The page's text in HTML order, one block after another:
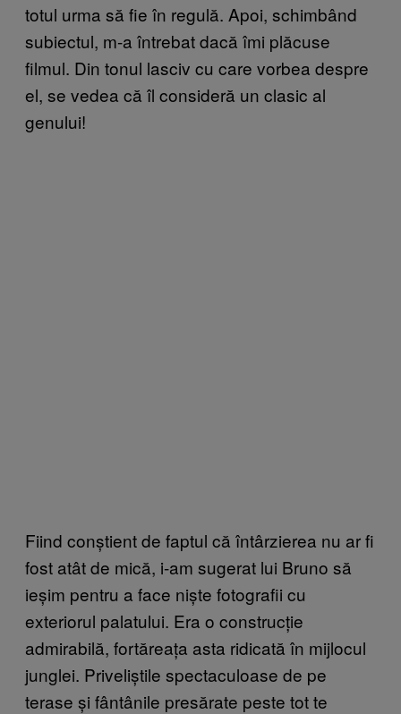
totul urma să fie în regulă. Apoi, schimbând
subiectul, m-a întrebat dacă îmi plăcuse
filmul. Din tonul lasciv cu care vorbea despre
el, se vedea că îl consideră un clasic al
genului!
Fiind conștient de faptul că întârzierea nu ar fi
fost atât de mică, i-am sugerat lui Bruno să
ieșim pentru a face niște fotografii cu
exteriorul palatului. Era o construcție
admirabilă, fortăreața asta ridicată în mijlocul
junglei. Priveliștile spectaculoase de pe
terase și fântânile presărate peste tot te